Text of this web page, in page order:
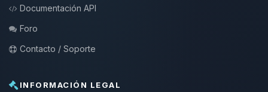
Documentación API
Foro
Contacto / Soporte
INFORMACIÓN LEGAL